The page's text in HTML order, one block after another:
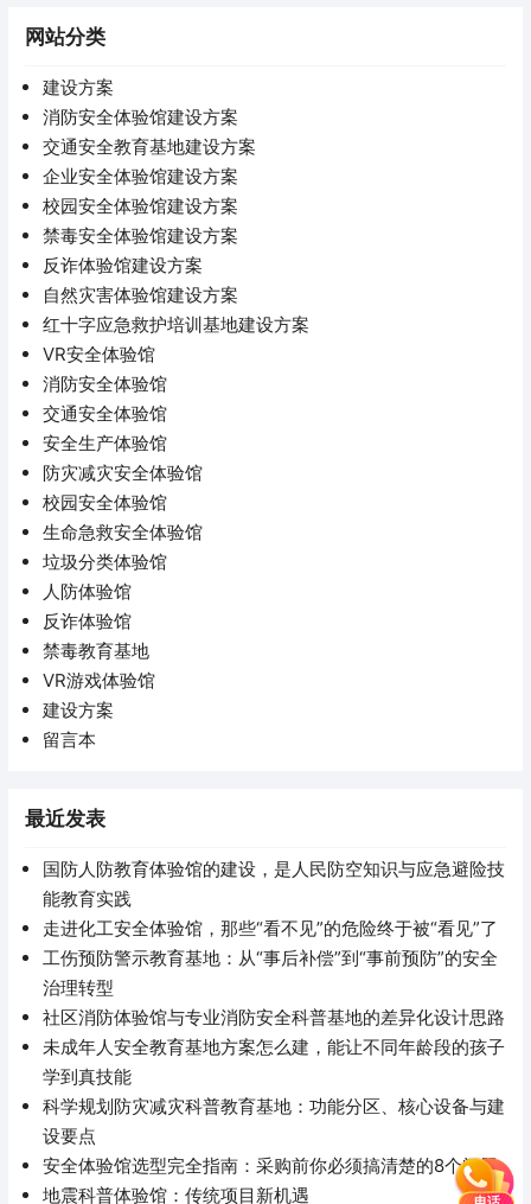
网站分类
建设方案
消防安全体验馆建设方案
交通安全教育基地建设方案
企业安全体验馆建设方案
校园安全体验馆建设方案
禁毒安全体验馆建设方案
反诈体验馆建设方案
自然灾害体验馆建设方案
红十字应急救护培训基地建设方案
VR安全体验馆
消防安全体验馆
交通安全体验馆
安全生产体验馆
防灾减灾安全体验馆
校园安全体验馆
生命急救安全体验馆
垃圾分类体验馆
人防体验馆
反诈体验馆
禁毒教育基地
VR游戏体验馆
建设方案
留言本
最近发表
国防人防教育体验馆的建设，是人民防空知识与应急避险技
能教育实践
走进化工安全体验馆，那些“看不见”的危险终于被“看见”了
工伤预防警示教育基地：从“事后补偿”到“事前预防”的安全
治理转型
社区消防体验馆与专业消防安全科普基地的差异化设计思路
未成年人安全教育基地方案怎么建，能让不同年龄段的孩子
学到真技能
科学规划防灾减灾科普教育基地：功能分区、核心设备与建
设要点
安全体验馆选型完全指南：采购前你必须搞清楚的8个问题
地震科普体验馆：传统项目新机遇